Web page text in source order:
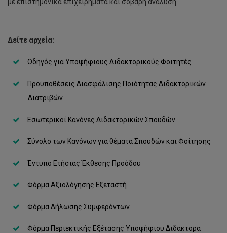
Δείτε αρχεία:
Οδηγός για Υποψήφιους Διδακτορικούς Φοιτητές
Προϋποθέσεις Διασφάλισης Ποιότητας Διδακτορικών
Διατριβών
Εσωτερικοί Κανόνες Διδακτορικών Σπουδών
Σύνολο των Κανόνων για θέματα Σπουδών και Φοίτησης
Έντυπο Ετήσιας Έκθεσης Προόδου
Φόρμα Αξιολόγησης Εξεταστή
Φόρμα Δήλωσης Συμφερόντων
Φόρμα Περιεκτικής Εξέτασης Υποψήφιου Διδάκτορα